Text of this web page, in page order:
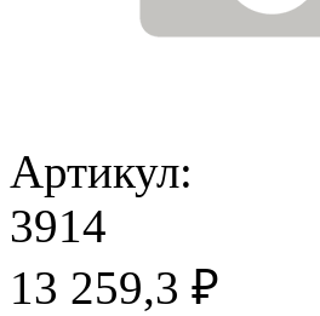
Артикул:
3914
13 259,3 ₽